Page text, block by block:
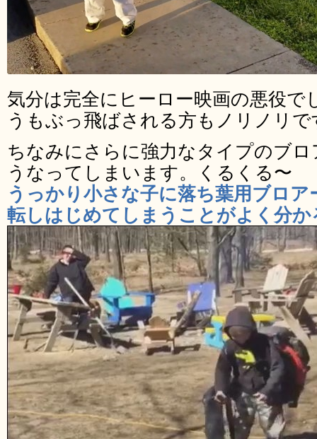
気分は完全にヒーロー映画の悪役で
うもぶっ飛ばされる方もノリノリで
ちなみにさらに強力なタイプのブ
うなってしまいます。くるくる〜
うっかり小さな子に落ち葉用ブロ
転しはじめてしまうことがよく分か